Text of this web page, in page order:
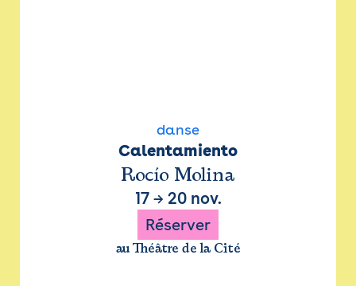
danse
Calentamiento
Rocío Molina
17→ 20 nov.
Réserver
au Théâtre de la Cité